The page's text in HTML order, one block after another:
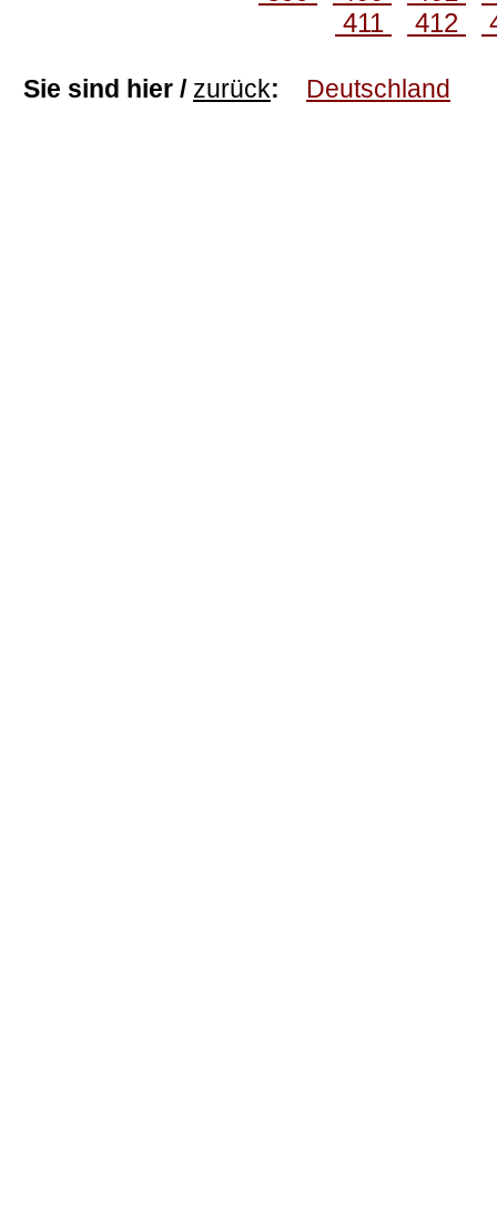
411
412
Sie sind hier / zurück: Deutschland